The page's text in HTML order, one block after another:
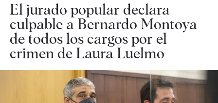
El jurado popular declara
culpable a Bernardo Montoya
de todos los cargos por el
crimen de Laura Luelmo